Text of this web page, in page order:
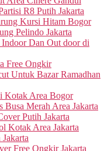
R8 Putih Jakarta
Kursi Hitam Bogor
Pelindo Jakarta
Dan Out door di
Free Ongkir
Untuk Bazar Ramadhan
Kotak Area Bogor
Busa Merah Area Jakarta
Putih Jakarta
Kotak Area Jakarta
Free Ongkir Jakarta